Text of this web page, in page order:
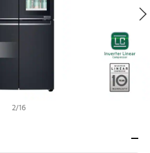
2/16